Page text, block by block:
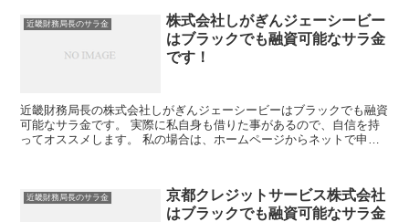
近畿財務局長のサラ金
株式会社しがぎんジェーシービー
はブラックでも融資可能なサラ金
です！
近畿財務局長の株式会社しがぎんジェーシービーはブラックでも融資
可能なサラ金です。 実際に私自身も借りた事があるので、自信を持
ってオススメします。 私の場合は、ホームページからネットで申し
近畿財務局長のサラ金
京都クレジットサービス株式会社
はブラックでも融資可能なサラ金